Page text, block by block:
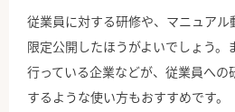
従業員に対する研修や、マニュア
限定公開したほうがよいでしょう。
行っている企業などが、従業員へ
するような使い方もおすすめです。